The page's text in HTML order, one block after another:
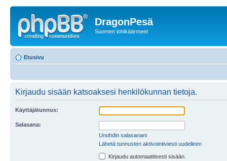
DragonPesä
Suomen lohikäärmeet
Etusivu
Kirjaudu sisään katsoaksesi henkilökunnan tietoja.
Käyttäjätunnus:
Salasana:
Unohdin salasanani
Lähetä tunnusten aktivointiviesti uudelleen
Kirjaudu automaattisesti sisään.